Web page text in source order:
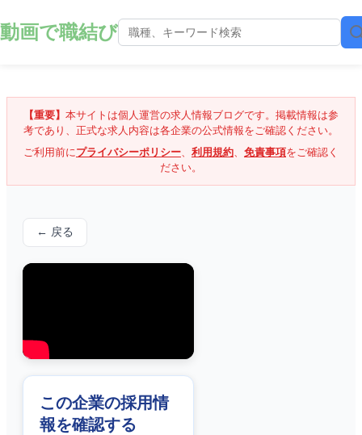
動画で職結び
【重要】 本サイトは個人運営の求人情報ブログです。掲載情報は参
考であり、正式な求人内容は各企業の公式情報をご確認ください。
ご利用前にプライバシーポリシー、 利用規約、 免責事項をご確認く
ださい。
← 戻る
この企業の採用情
報を確認する